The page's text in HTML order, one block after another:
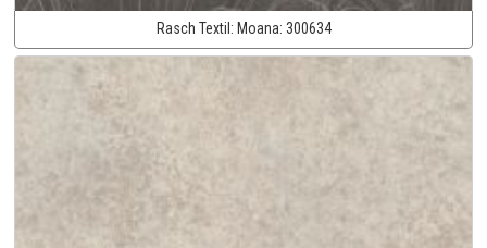
Rasch Textil: Moana: 300634